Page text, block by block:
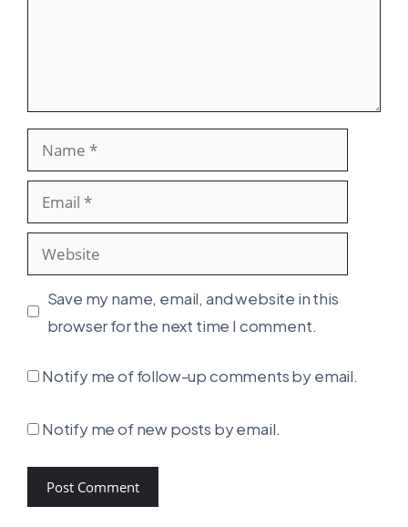
Name
Email
Website
Save my name, email, and website in this
browser for the next time I comment.
Notify me of follow-up comments by email.
Notify me of new posts by email.